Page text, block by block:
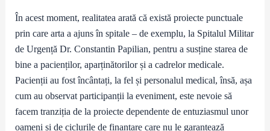
În acest moment, realitatea arată că există proiecte punctuale
prin care arta a ajuns în spitale – de exemplu, la Spitalul Militar
de Urgență Dr. Constantin Papilian, pentru a susține starea de
bine a pacienților, aparținătorilor și a cadrelor medicale.
Pacienții au fost încântați, la fel și personalul medical, însă, așa
cum au observat participanții la eveniment, este nevoie să
facem tranziția de la proiecte dependente de entuziasmul unor
oameni și de ciclurile de finanțare care nu le garantează